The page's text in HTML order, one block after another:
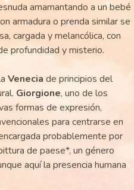
amamantando a un bebé
armadura o prenda similar se
cargada y melancólica, con
profundidad y misterio.
Venecia de principios del
Giorgione, uno de los
formas de expresión,
para centrarse en
probablemente por
de paese*, un género
aquí la presencia humana